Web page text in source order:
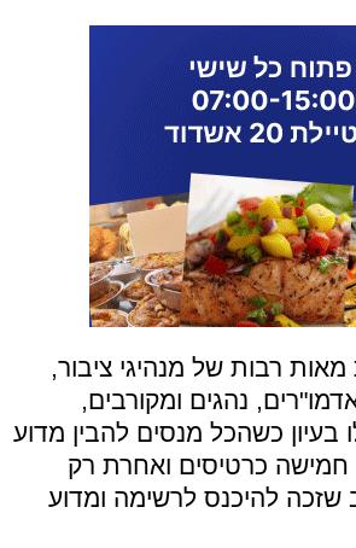
רבות של מנהיגי ציבור,
נהגים ומקורבים,
בעיון כשהכל מנסים להבין מדוע
חמישה כרטיסים ואחרת רק
שזכה להיכנס לרשימה ומדוע